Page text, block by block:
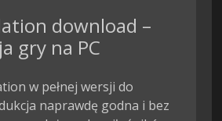
download –
gry na PC
w pełnej wersji do
naprawdę godna i bez